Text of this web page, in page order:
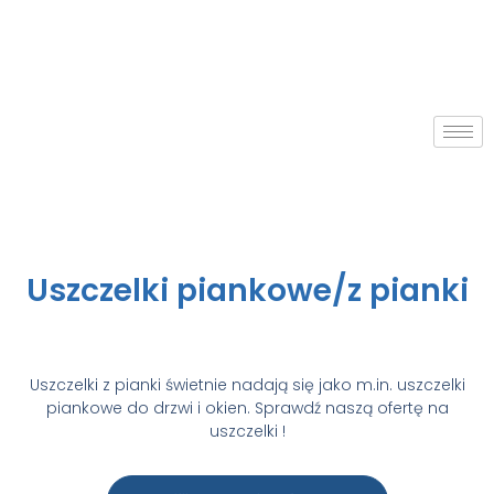
Uszczelki piankowe/z pianki
Uszczelki z pianki świetnie nadają się jako m.in. uszczelki
piankowe do drzwi i okien. Sprawdź naszą ofertę na
uszczelki !